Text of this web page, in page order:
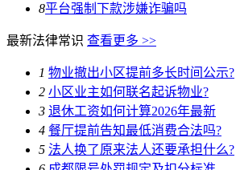
8平台强制下款涉嫌诈骗吗
最新法律常识 查看更多 >>
1 物业撤出小区提前多长时间公示?
2 小区业主如何联名起诉物业?
3 退休工资如何计算2026年最新
4 餐厅提前告知最低消费合法吗?
5 法人换了原来法人还要承担什么?